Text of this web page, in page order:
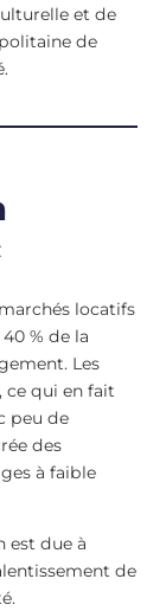
et de
de
locatifs
% de la
Les
ce qui en fait
peu de
des
à faible
est due à
de